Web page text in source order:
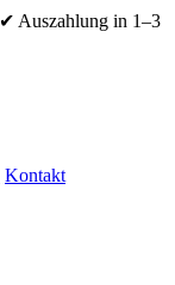
✔ Auszahlung in 1–3
Kontakt